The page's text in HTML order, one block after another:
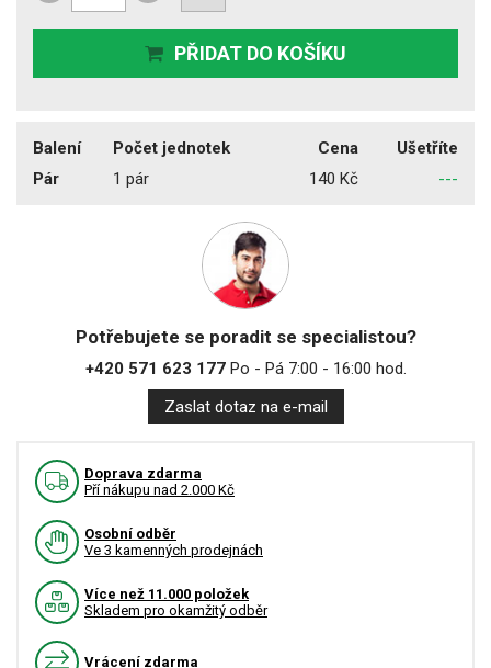
PŘIDAT DO KOŠÍKU
Balení Počet jednotek Cena
Ušetříte
Pár
1 pár 140 Kč ---
Potřebujete se poradit se specialistou?
+420 571 623 177Po - Pá 7:00 - 16:00 hod.
Zaslat dotaz na e-mail
Doprava zdarma
Pří nákupu nad 2.000 Kč
Osobní odběr
Ve 3 kamenných prodejnách
Více než 11.000 položek
Skladem pro okamžitý odběr
Vrácení zdarma